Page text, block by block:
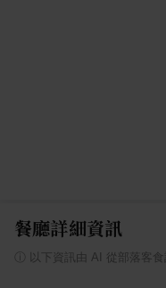
餐廳詳細資訊
以下資訊由 AI 從部落客食